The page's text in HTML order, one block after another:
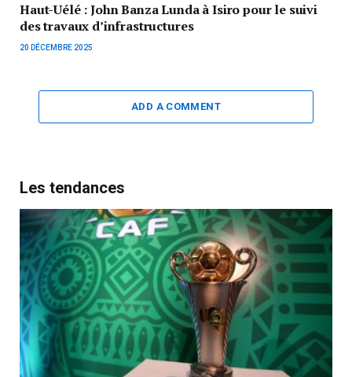
Haut-Uélé : John Banza Lunda à Isiro pour le suivi
des travaux d’infrastructures
20 DÉCEMBRE 2025
ADD A COMMENT
Les tendances